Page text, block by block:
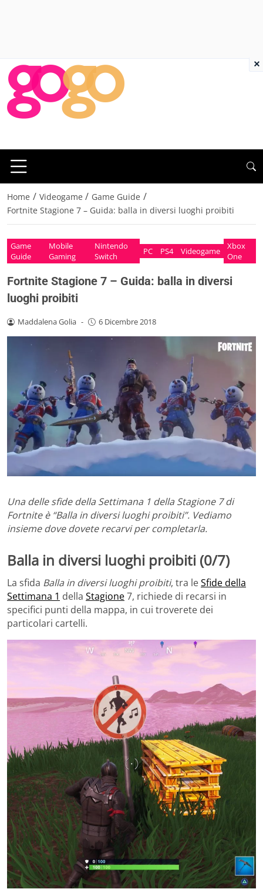
Home / Videogame / Game Guide /
Fortnite Stagione 7 – Guida: balla in diversi luoghi proibiti
Game
Guide
Mobile
Gaming
Nintendo
Switch
PC PS4 Videogame
Xbox
One
Fortnite Stagione 7 – Guida: balla in diversi
luoghi proibiti
Maddalena Golia - 6 Dicembre 2018
Una delle sfide della Settimana 1 della Stagione 7 di
Fortnite è “Balla in diversi luoghi proibiti”. Vediamo
insieme dove dovete recarvi per completarla.
Balla in diversi luoghi proibiti (0/7)
La sfida Balla in diversi luoghi proibiti, tra leSfide della
Settimana 1 della Stagione7, richiede di recarsi in
specifici punti della mappa, in cui troverete dei
particolari cartelli.
×